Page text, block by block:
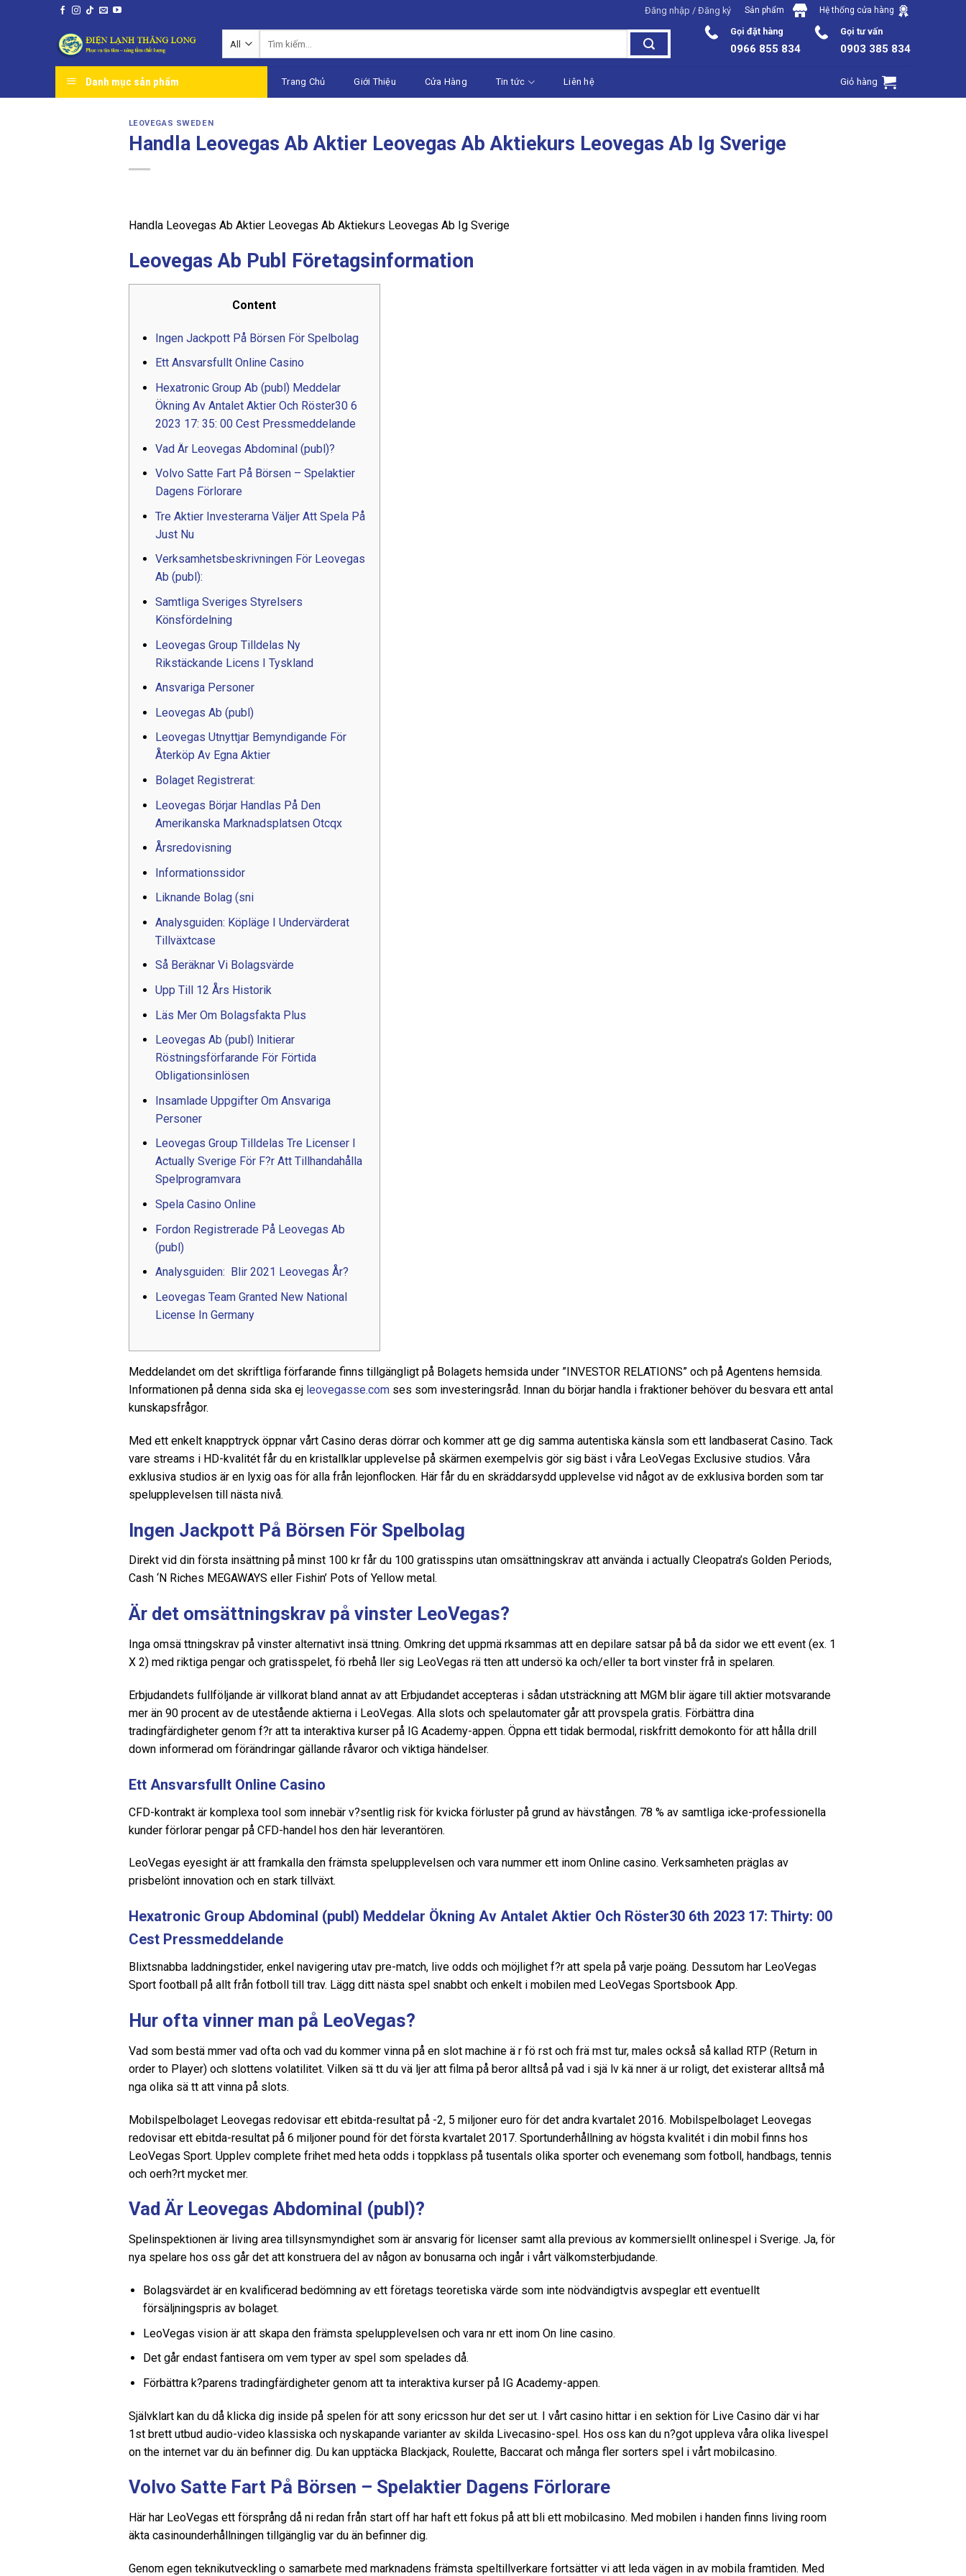
Đăng nhập / Đăng ký Sản phẩm Hệ thống cửa hàng
kiếm:
Gọi đặt hàng
0966 855 834
Gọi tư vấn
0903 385 834
Danh mục sản phẩm Trang Chủ Giới Thiệu Cửa Hàng Tin tức Liên hệ Giỏ hàng
LEOVEGAS SWEDEN
Handla Leovegas Ab Aktier Leovegas Ab Aktiekurs Leovegas Ab Ig Sverige
Handla Leovegas Ab Aktier Leovegas Ab Aktiekurs Leovegas Ab Ig Sverige
Leovegas Ab Publ Företagsinformation
Content
Ingen Jackpott På Börsen För Spelbolag
Ett Ansvarsfullt Online Casino
Hexatronic Group Ab (publ) Meddelar
Ökning Av Antalet Aktier Och Röster30 6
2023 17: 35: 00 Cest Pressmeddelande
Vad Är Leovegas Abdominal (publ)?
Volvo Satte Fart På Börsen – Spelaktier
Dagens Förlorare
Tre Aktier Investerarna Väljer Att Spela På
Just Nu
Verksamhetsbeskrivningen För Leovegas
Ab (publ):
Samtliga Sveriges Styrelsers
Könsfördelning
Leovegas Group Tilldelas Ny
Rikstäckande Licens I Tyskland
Ansvariga Personer
Leovegas Ab (publ)
Leovegas Utnyttjar Bemyndigande För
Återköp Av Egna Aktier
Bolaget Registrerat:
Leovegas Börjar Handlas På Den
Amerikanska Marknadsplatsen Otcqx
Årsredovisning
Informationssidor
Liknande Bolag (sni
Analysguiden: Köpläge I Undervärderat
Tillväxtcase
Så Beräknar Vi Bolagsvärde
Upp Till 12 Års Historik
Läs Mer Om Bolagsfakta Plus
Leovegas Ab (publ) Initierar
Röstningsförfarande För Förtida
Obligationsinlösen
Insamlade Uppgifter Om Ansvariga
Personer
Leovegas Group Tilldelas Tre Licenser I
Actually Sverige För F?r Att Tillhandahålla
Spelprogramvara
Spela Casino Online
Fordon Registrerade På Leovegas Ab
(publ)
Analysguiden: Blir 2021 Leovegas År?
Leovegas Team Granted New National
License In Germany
Meddelandet om det skriftliga förfarande finns tillgängligt på Bolagets hemsida under ”INVESTOR RELATIONS” och på Agentens hemsida.
Informationen på denna sida ska ej leovegasse.comses som investeringsråd. Innan du börjar handla i fraktioner behöver du besvara ett antal
kunskapsfrågor.
Med ett enkelt knapptryck öppnar vårt Casino deras dörrar och kommer att ge dig samma autentiska känsla som ett landbaserat Casino. Tack
vare streams i HD-kvalitét får du en kristallklar upplevelse på skärmen exempelvis gör sig bäst i våra LeoVegas Exclusive studios. Våra
exklusiva studios är en lyxig oas för alla från lejonflocken. Här får du en skräddarsydd upplevelse vid något av de exklusiva borden som tar
spelupplevelsen till nästa nivå.
Ingen Jackpott På Börsen För Spelbolag
Direkt vid din första insättning på minst 100 kr får du 100 gratisspins utan omsättningskrav att använda i actually Cleopatra’s Golden Periods,
Cash ‘N Riches MEGAWAYS eller Fishin’ Pots of Yellow metal.
Är det omsättningskrav på vinster LeoVegas?
Inga omsä ttningskrav på vinster alternativt insä ttning. Omkring det uppmä rksammas att en depilare satsar på bå da sidor we ett event (ex. 1
X 2) med riktiga pengar och gratisspelet, fö rbehå ller sig LeoVegas rä tten att undersö ka och/eller ta bort vinster frå in spelaren.
Erbjudandets fullföljande är villkorat bland annat av att Erbjudandet accepteras i sådan utsträckning att MGM blir ägare till aktier motsvarande
mer än 90 procent av de utestående aktierna i LeoVegas. Alla slots och spelautomater går att provspela gratis. Förbättra dina
tradingfärdigheter genom f?r att ta interaktiva kurser på IG Academy-appen. Öppna ett tidak bermodal, riskfritt demokonto för att hålla drill
down informerad om förändringar gällande råvaror och viktiga händelser.
Ett Ansvarsfullt Online Casino
CFD-kontrakt är komplexa tool som innebär v?sentlig risk för kvicka förluster på grund av hävstången. 78 % av samtliga icke-professionella
kunder förlorar pengar på CFD-handel hos den här leverantören.
LeoVegas eyesight är att framkalla den främsta spelupplevelsen och vara nummer ett inom Online casino. Verksamheten präglas av
prisbelönt innovation och en stark tillväxt.
Hexatronic Group Abdominal (publ) Meddelar Ökning Av Antalet Aktier Och Röster30 6th 2023 17: Thirty: 00
Cest Pressmeddelande
Blixtsnabba laddningstider, enkel navigering utav pre-match, live odds och möjlighet f?r att spela på varje poäng. Dessutom har LeoVegas
Sport football på allt från fotboll till trav. Lägg ditt nästa spel snabbt och enkelt i mobilen med LeoVegas Sportsbook App.
Hur ofta vinner man på LeoVegas?
Vad som bestä mmer vad ofta och vad du kommer vinna på en slot machine ä r fö rst och frä mst tur, males också så kallad RTP (Return in
order to Player) och slottens volatilitet. Vilken sä tt du vä ljer att filma på beror alltså på vad i sjä lv kä nner ä ur roligt, det existerar alltså må
nga olika sä tt att vinna på slots.
Mobilspelbolaget Leovegas redovisar ett ebitda-resultat på -2, 5 miljoner euro för det andra kvartalet 2016. Mobilspelbolaget Leovegas
redovisar ett ebitda-resultat på 6 miljoner pound för det första kvartalet 2017. Sportunderhållning av högsta kvalitét i din mobil finns hos
LeoVegas Sport. Upplev complete frihet med heta odds i toppklass på tusentals olika sporter och evenemang som fotboll, handbags, tennis
och oerh?rt mycket mer.
Vad Är Leovegas Abdominal (publ)?
Spelinspektionen är living area tillsynsmyndighet som är ansvarig för licenser samt alla previous av kommersiellt onlinespel i Sverige. Ja, för
nya spelare hos oss går det att konstruera del av någon av bonusarna och ingår i vårt välkomsterbjudande.
Bolagsvärdet är en kvalificerad bedömning av ett företags teoretiska värde som inte nödvändigtvis avspeglar ett eventuellt
försäljningspris av bolaget.
LeoVegas vision är att skapa den främsta spelupplevelsen och vara nr ett inom On line casino.
Det går endast fantisera om vem typer av spel som spelades då.
Förbättra k?parens tradingfärdigheter genom att ta interaktiva kurser på IG Academy-appen.
Självklart kan du då klicka dig inside på spelen för att sony ericsson hur det ser ut. I vårt casino hittar i en sektion för Live Casino där vi har
1st brett utbud audio-video klassiska och nyskapande varianter av skilda Livecasino-spel. Hos oss kan du n?got uppleva våra olika livespel
on the internet var du än befinner dig. Du kan upptäcka Blackjack, Roulette, Baccarat och många fler sorters spel i vårt mobilcasino.
Volvo Satte Fart På Börsen – Spelaktier Dagens Förlorare
Här har LeoVegas ett försprång då ni redan från start off har haft ett fokus på att bli ett mobilcasino. Med mobilen i handen finns living room
äkta casinounderhållningen tillgänglig var du än befinner dig.
Genom egen teknikutveckling o samarbete med marknadens främsta speltillverkare fortsätter vi att leda vägen in av mobila framtiden. Med